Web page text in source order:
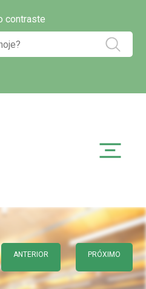
contraste
ANTERIOR PRÓXIMO